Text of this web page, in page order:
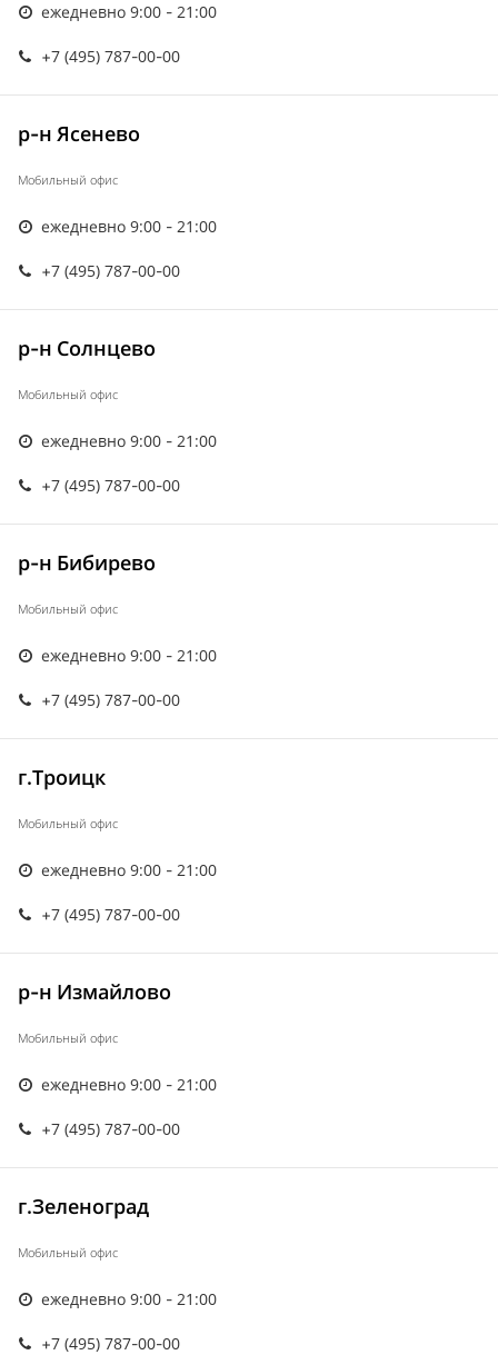
ежедневно 9:00 - 21:00
+7 (495) 787-00-00
р-н Ясенево
Мобильный офис
ежедневно 9:00 - 21:00
+7 (495) 787-00-00
р-н Солнцево
Мобильный офис
ежедневно 9:00 - 21:00
+7 (495) 787-00-00
р-н Бибирево
Мобильный офис
ежедневно 9:00 - 21:00
+7 (495) 787-00-00
г.Троицк
Мобильный офис
ежедневно 9:00 - 21:00
+7 (495) 787-00-00
р-н Измайлово
Мобильный офис
ежедневно 9:00 - 21:00
+7 (495) 787-00-00
г.Зеленоград
Мобильный офис
ежедневно 9:00 - 21:00
+7 (495) 787-00-00